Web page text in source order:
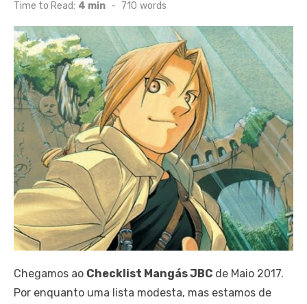
Time to Read: 4 min - 710 words
Chegamos ao Checklist Mangás JBC de Maio 2017.
Por enquanto uma lista modesta, mas estamos de